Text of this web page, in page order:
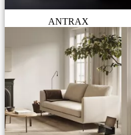
ANTRAX